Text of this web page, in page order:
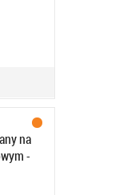
na
-